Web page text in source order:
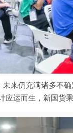
来仍充满诸多不
运而生，新国货乘